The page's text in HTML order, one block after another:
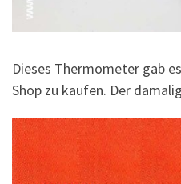
Dieses Thermometer gab
Shop zu kaufen. Der